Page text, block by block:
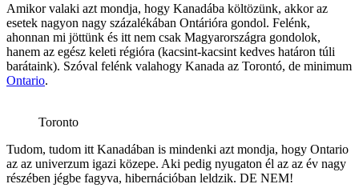
Amikor valaki azt mondja, hogy Kanadába költözünk, akkor az
esetek nagyon nagy százalékában Ontárióra gondol. Felénk,
ahonnan mi jöttünk és itt nem csak Magyarországra gondolok,
hanem az egész keleti régióra (kacsint-kacsint kedves határon túli
barátaink). Szóval felénk valahogy Kanada az Torontó, de minimum
Ontario.
Toronto
Tudom, tudom itt Kanadában is mindenki azt mondja, hogy Ontario
az az univerzum igazi közepe. Aki pedig nyugaton él az az év nagy
részében jégbe fagyva, hibernációban leldzik. DE NEM!